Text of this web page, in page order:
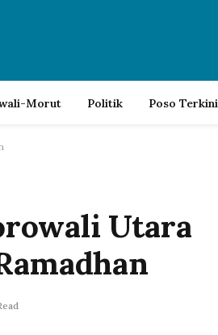
Morut Politik Poso Terkini
Utara